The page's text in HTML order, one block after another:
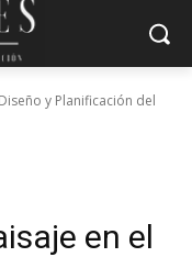
y Planificación del
en el